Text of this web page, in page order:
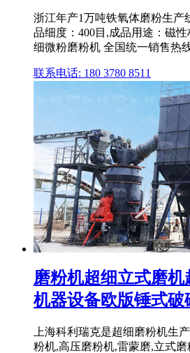
浙江年产1万吨铁氧体磨粉生产
品细度：400目,成品用途：磁
细微粉磨粉机 全国统一销售热
联系电话: 180 3780 8511
磨粉机超细立式磨
机器设备欧版锤式破
上海科利瑞克是超细磨粉机生
粉机,高压磨粉机,雷蒙磨,立式